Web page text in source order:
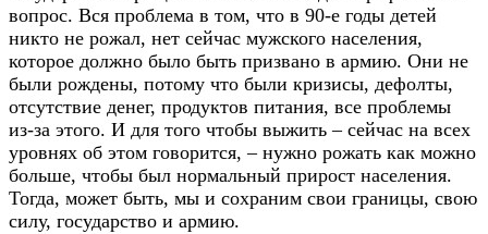
вопрос. Вся проблема в том, что в 90-е годы детей
никто не рожал, нет сейчас мужского населения,
которое должно было быть призвано в армию. Они не
были рождены, потому что были кризисы, дефолты,
отсутствие денег, продуктов питания, все проблемы
из-за этого. И для того чтобы выжить – сейчас на всех
уровнях об этом говорится, – нужно рожать как можно
больше, чтобы был нормальный прирост населения.
Тогда, может быть, мы и сохраним свои границы, свою
силу, государство и армию.